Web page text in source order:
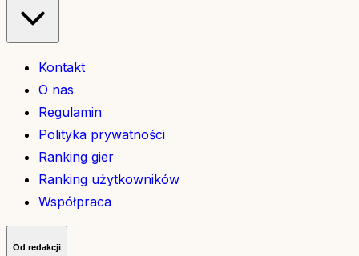
Kontakt
O nas
Regulamin
Polityka prywatności
Ranking gier
Ranking użytkowników
Współpraca
Od redakcji